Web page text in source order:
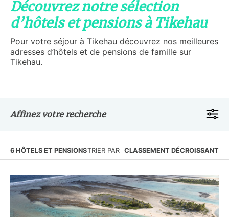
Découvrez notre sélection
d’hôtels et pensions à Tikehau
Pour votre séjour à Tikehau découvrez nos meilleures
adresses d’hôtels et de pensions de famille sur
Tikehau.
Affinez votre recherche
6 HÔTELS ET PENSIONSTRIER PAR CLASSEMENT DÉCROISSANT